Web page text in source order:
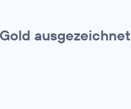
ausgezeichnet